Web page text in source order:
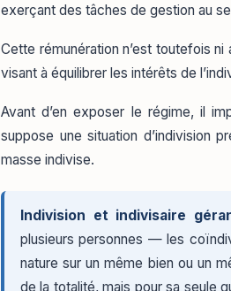
exerçant des tâches de gestion au
Cette rémunération n’est toutefois
visant à équilibrer les intérêts de
Avant d’en exposer le régime, il
suppose une situation d’indivision
masse indivise.
Indivision et indivisaire
plusieurs personnes — les
nature sur un même bien ou un
de la totalité, mais pour sa seule